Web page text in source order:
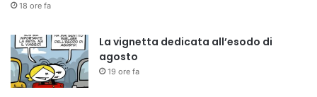
18 ore fa
La vignetta dedicata all’esodo di
agosto
19 ore fa